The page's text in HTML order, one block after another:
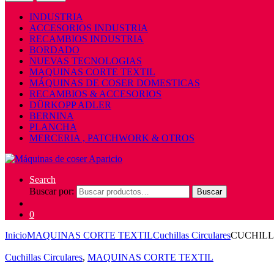
INDUSTRIA
ACCESORIOS INDUSTRIA
RECAMBIOS INDUSTRIA
BORDADO
NUEVAS TECNOLOGIAS
MAQUINAS CORTE TEXTIL
MÁQUINAS DE COSER DOMESTICAS
RECAMBIOS & ACCESORIOS
DÜRKOPP ADLER
BERNINA
PLANCHA
MERCERIA , PATCHWORK & OTROS
Search
Buscar por:
Buscar
0
InicioMAQUINAS CORTE TEXTILCuchillas Circulares
Cuchillas Circulares, MAQUINAS CORTE TEXTIL